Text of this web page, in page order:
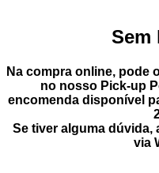
Sem
Na compra online, pode
no nosso Pick-up
encomenda disponível
Se tiver alguma dúvida,
via